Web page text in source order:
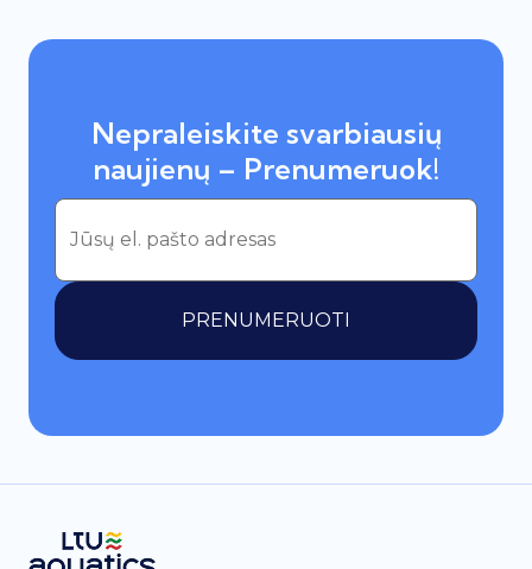
Nepraleiskite svarbiausių
naujienų – Prenumeruok!
PRENUMERUOTI